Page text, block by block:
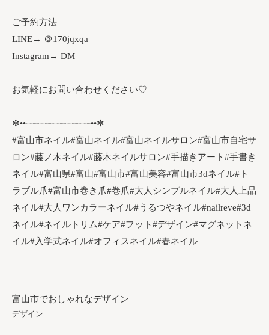
ご予約方法
LINE→ ＠170jqxqa
Instagram→ DM
お気軽にお問い合わせください♡
✼••┈┈┈┈┈┈┈┈┈┈┈┈••✼
#富山市ネイル#富山ネイル#富山ネイルサロン#富山市自宅サ
ロン#藤ノ木ネイル#藤木ネイルサロン#手描きアート#手書き
ネイル#富山県#富山#富山市#富山美容#富山市3dネイル#ト
ラブル爪#富山市巻き爪#巻爪#大人シンプルネイル#大人上品
ネイル#大人ワンカラーネイル#うるつやネイル#nailreve#3d
ネイル#ネイルトリム#ケア#フット#デザイン#マグネットネ
イル#入学式ネイル#オフィスネイル#春ネイル
富山市でおしゃれなデザイン
デザイン